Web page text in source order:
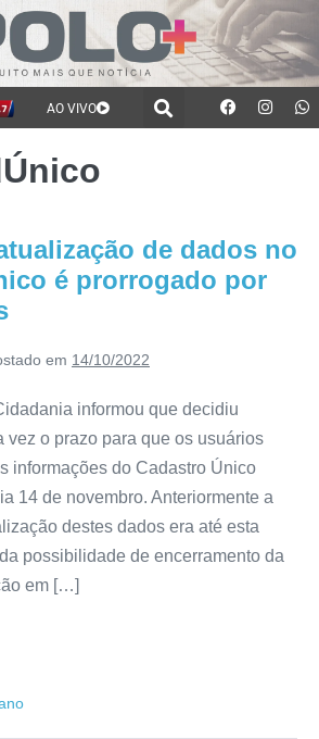
AO VIVO
de dados no
é prorrogado por
em 14/10/2022
informou que decidiu
vez o prazo para que os usuários
informações do Cadastro Único
14 de novembro. Anteriormente a
destes dados era até esta
possibilidade de encerramento da
em […]